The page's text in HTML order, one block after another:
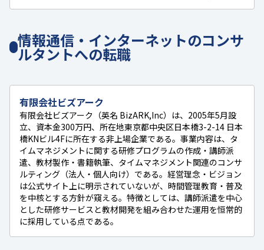
情報通信・インターネットのコンサ
ルタントへの転職
有限会社ビズアーク
有限会社ビズアーク（英名 BizARK,Inc）は、2005年5月設
立、資本金300万円、所在地東京都中央区日本橋3-2-14 日本
橋KNビル4Fに所在する非上場企業である。事業内容は、タ
イムマネジメントに関する研修プログラムの作成・講師派
遣、教材製作・書籍執筆、タイムマネジメント関連のコンサ
ルティング（法人・個人向け）である。経営理念・ビジョン
は公式サイト上に明示されていないが、時間管理教育・普及
を中核とする方針が窺える。特徴としては、講師派遣を中心
とした研修サービスと教材開発を組み合わせた運用を恒常的
に採用している点である。